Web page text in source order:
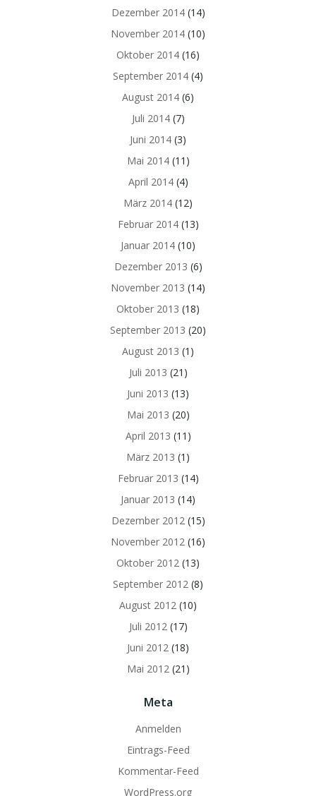
Dezember 2014(14)
November 2014 (10)
Oktober 2014 (16)
September 2014 (4)
August 2014 (6)
Juli 2014(7)
Juni 2014 (3)
Mai 2014(11)
April 2014(4)
März 2014 (12)
Februar 2014(13)
Januar 2014 (10)
Dezember 2013 (6)
November 2013 (14)
Oktober 2013 (18)
September 2013 (20)
August 2013 (1)
Juli 2013 (21)
Juni 2013 (13)
Mai 2013 (20)
April 2013 (11)
März 2013 (1)
Februar 2013 (14)
Januar 2013 (14)
Dezember 2012 (15)
November 2012 (16)
Oktober 2012 (13)
September 2012 (8)
August 2012 (10)
Juli 2012 (17)
Juni 2012 (18)
Mai 2012 (21)
Meta
Anmelden
Eintrags-Feed
Kommentar-Feed
WordPress.org